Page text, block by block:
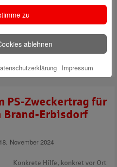
Austragungsort
Geringswalde feiert mit dem
Landkreislauf seine Premiere als
Gastgeberstadt und bietet eine
Teilnehmer. Neben Teams aus
und Sportler aus den
Gleiwitz
PS-Zweckertrag für
Erbisdorf
November 2024
Konkrete Hilfe, konkret vor Ort
zu
ablehnen
Impressum